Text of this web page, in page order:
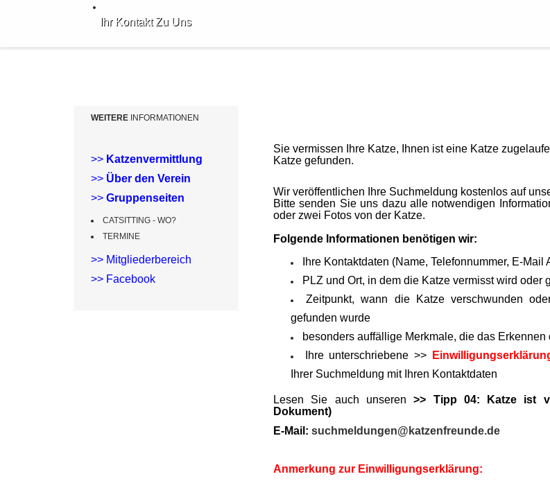
Ihr Kontakt Zu Uns
WEITERE INFORMATIONEN
>> Katzenvermittlung
>> Über den Verein
>> Gruppenseiten
CATSITTING - WO?
TERMINE
>> Mitgliederbereich
>> Facebook
Sie vermissen Ihre Katze, Ihnen ist eine Katze
Katze gefunden.
Wir veröffentlichen Ihre Suchmeldung kostenlos auf
Bitte senden Sie uns dazu alle notwendigen
oder zwei Fotos von der Katze.
Folgende Informationen benötigen wir:
Ihre Kontaktdaten (Name, Telefonnummer, E-Mail
PLZ und Ort, in dem die Katze vermisst wird oder
Zeitpunkt, wann die Katze verschwunden
gefunden wurde
besonders auffällige Merkmale, die das Erkennen
Ihre unterschriebene >>
Ihrer Suchmeldung mit Ihren Kontaktdaten
Lesen Sie auch unseren >> Tipp 04: Katze ist
Dokument)
E-Mail: suchmeldungen@katzenfreunde.de
Anmerkung zur Einwilligungserklärung: